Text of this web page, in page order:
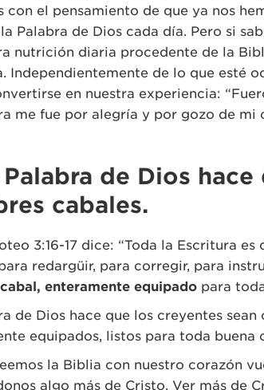
con el pensamiento de que ya nos
Palabra de Dios cada día. Pero si
nutrición diaria procedente de la
Independientemente de lo que esté
en nuestra experiencia:
me fue por alegría y por gozo de mi
de Dios
cabales.
3:16-17 dice: “Toda la Escritura
redargüir, para corregir, para
enteramente equipado para
de Dios hace que los creyentes
equipados, listos para toda buena
la Biblia con nuestro corazón
algo más de Cristo. Ver más de